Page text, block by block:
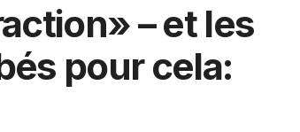
– et les
pour cela: